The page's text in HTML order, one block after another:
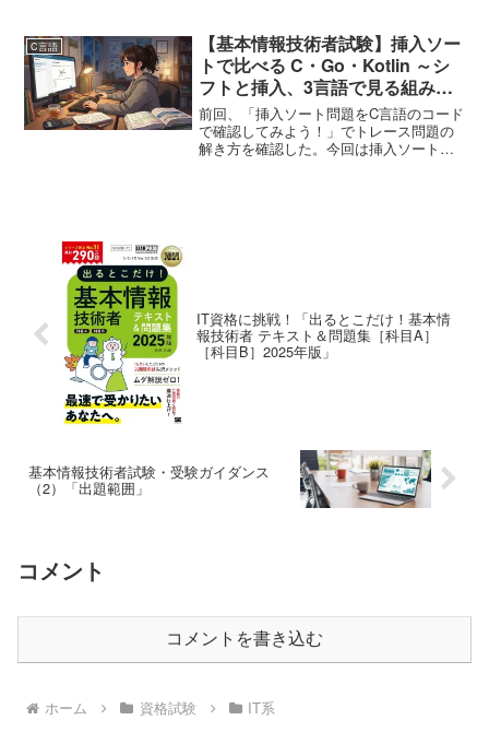
権普通借地権普通借地権とは建物の所有
を目的とする借地権...
C言語
【基本情報技術者試験】挿入ソー
トで比べる C・Go・Kotlin ～シ
フトと挿入、3言語で見る組み方
の違い～
前回、「挿入ソート問題をC言語のコード
で確認してみよう！」でトレース問題の
解き方を確認した。今回は挿入ソートを
IT資格に挑戦！「出るとこだけ！基本情
報技術者 テキスト＆問題集［科目A］
［科目B］2025年版」
基本情報技術者試験・受験ガイダンス
（2）「出題範囲」
コメント
コメントを書き込む
ホーム 資格試験 IT系